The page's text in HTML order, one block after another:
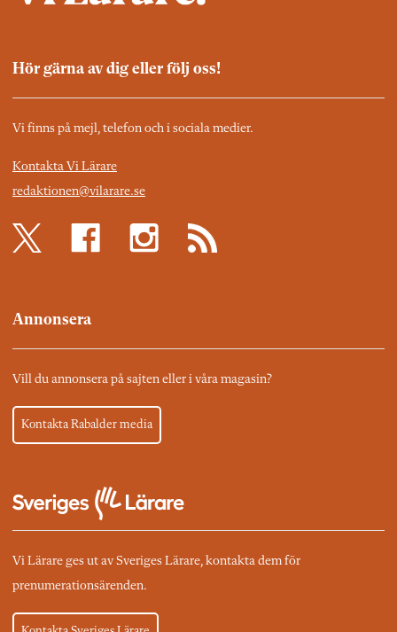
Hör gärna av dig eller följ oss!
Vi finns på mejl, telefon och i sociala medier.
Kontakta Vi Lärare
redaktionen@vilarare.se
Annonsera
Vill du annonsera på sajten eller i våra magasin?
Kontakta Rabalder media
Vi Lärare ges ut av Sveriges Lärare, kontakta dem för
prenumerationsärenden.